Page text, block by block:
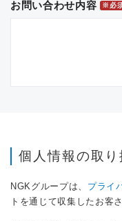
お問い合わせ内容 ※必
個人情報の取
NGKグループは、 プライ
トを通じて収集したお客